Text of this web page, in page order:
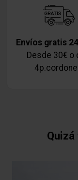
Envíos gratis
Desde 30€ o